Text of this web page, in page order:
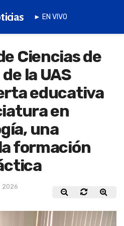
► EN VIVO
Ciencias de
la UAS
educativa
en
una
formación
2026